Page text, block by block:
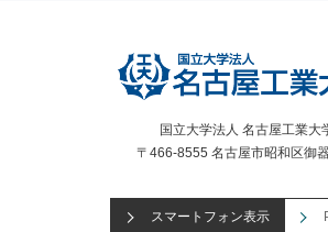
国立大学法人 名古屋工業大
〒466-8555 名古屋市昭和区御
スマートフォン表示